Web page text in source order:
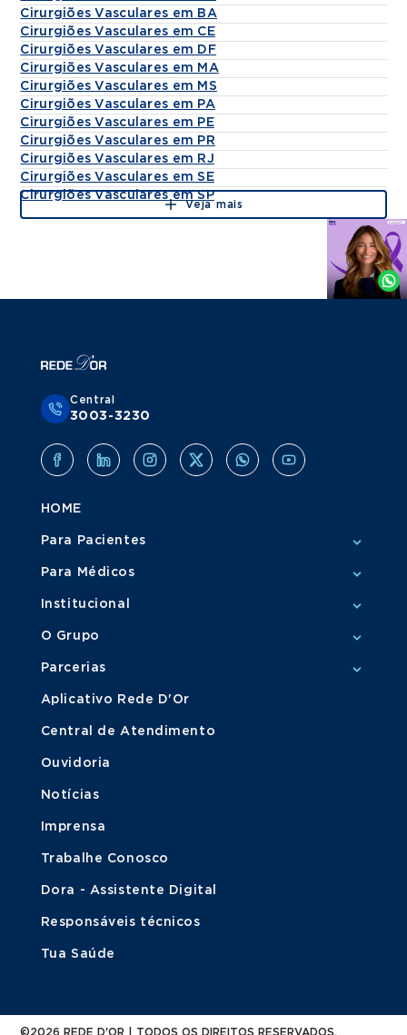
Cirurgiões Vasculares em BA
Cirurgiões Vasculares em CE
Cirurgiões Vasculares em DF
Cirurgiões Vasculares em MA
Cirurgiões Vasculares em MS
Cirurgiões Vasculares em PA
Cirurgiões Vasculares em PE
Cirurgiões Vasculares em PR
Cirurgiões Vasculares em RJ
Cirurgiões Vasculares em SE
Cirurgiões Vasculares em SP
Veja mais
Agende
Whatsapp
Central
3003-3230
HOME
Para Pacientes
Para Médicos
Institucional
O Grupo
Parcerias
Aplicativo Rede D'Or
Central de Atendimento
Ouvidoria
Notícias
Imprensa
Trabalhe Conosco
Dora - Assistente Digital
Responsáveis técnicos
Tua Saúde
©2026 REDE D'OR | TODOS OS DIREITOS RESERVADOS.